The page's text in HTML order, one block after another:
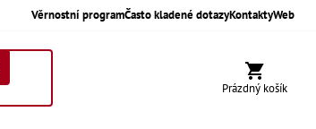
Věrnostní programČasto kladené dotazyKontaktyWeb
Nákupní
Prázdný košík